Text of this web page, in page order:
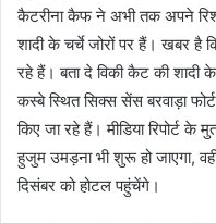
कैटरीना कैफ ने अभी तक अपने
शादी के चर्चे जोरों पर हैं। खबर है
रहे हैं। बता दे विकी कैट की शादी
कस्बे स्थित सिक्स सेंस बरवाड़ा
किए जा रहे हैं। मीडिया रिपोर्ट के
हुजुम उमड़ना भी शुरू हो जाएगा,
दिसंबर को होटल पहुंचेंगे।